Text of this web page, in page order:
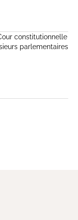
constitutionnelle
parlementaires